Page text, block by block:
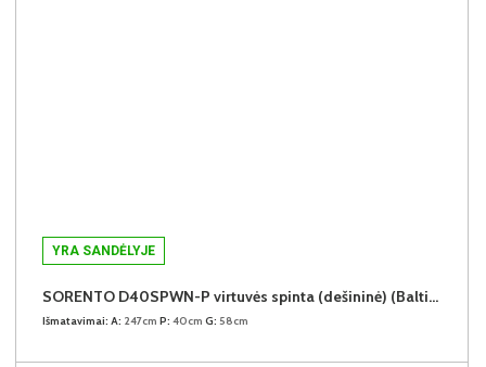
YRA SANDĖLYJE
SORENTO D40SPWN-P virtuvės spinta (dešininė) (Baltic Storm/Baltic Storm)
Išmatavimai: A: 247cm P: 40cm G: 58cm